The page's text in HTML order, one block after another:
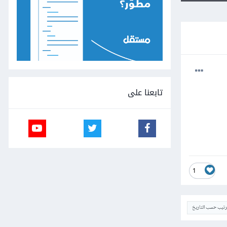
1
حسب التاريخ
تابعنا على